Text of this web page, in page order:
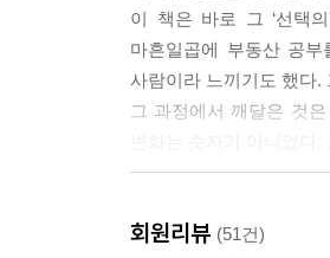
이 책은 바로 그 ‘선택
마흔일곱에 부동산 공
사람이라 느끼기도 했다.
그 과정에서 깨달은 것
이 책은 평범한 엄마가
회원리뷰 (51건)